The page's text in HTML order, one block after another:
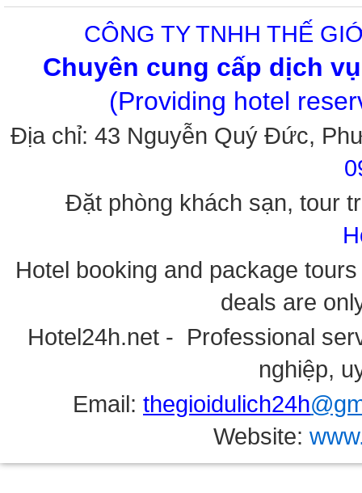
CÔNG TY TNHH THẾ
Chuyên cung cấp dịch
(Providing hotel
Địa chỉ: 43 Nguyễn Quý Đức,
Đặt phòng khách sạn, tour
Hotel booking and package
deals are
Hotel24h.net - Professional
nghiệp,
Email: thegioidulich24h
Website: